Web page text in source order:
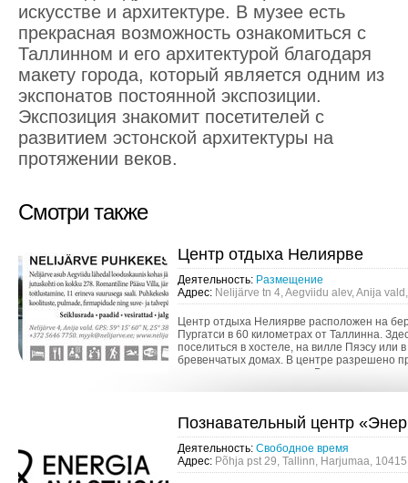
искусстве и архитектуре. В музее есть
прекрасная возможность ознакомиться с
Таллинном и его архитектурой благодаря
макету города, который является одним из
экспонатов постоянной экспозиции.
Экспозиция знакомит посетителей с
развитием эстонской архитектуры на
протяжении веков.
Смотри также
Центр отдыха Нелиярве
Деятельность: Размещение
Адрес: Nelijärve tn 4, Aegviidu alev, Anija
Центр отдыха Нелиярве расположен на
Пургатси в 60 километрах от Таллинна.
поселиться в хостеле, на вилле Пяэсу или в
бревенчатых домах. В центре разрешено
с домашними питомцами. В стоимость
Познавательный центр
Деятельность: Свободное время
Адрес: Põhja pst 29, Tallinn, Harjumaa, 10415